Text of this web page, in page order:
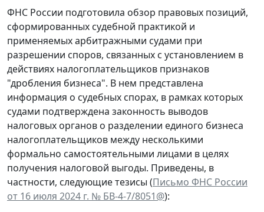
ФНС России подготовила обзор правовых позиций,
сформированных судебной практикой и
применяемых арбитражными судами при
разрешении споров, связанных с установлением в
действиях налогоплательщиков признаков
"дробления бизнеса". В нем представлена
информация о судебных спорах, в рамках которых
судами подтверждена законность выводов
налоговых органов о разделении единого бизнеса
налогоплательщиков между несколькими
формально самостоятельными лицами в целях
получения налоговой выгоды. Приведены, в
частности, следующие тезисы (Письмо ФНС России
от 16 июля 2024 г. № БВ-4-7/8051@):